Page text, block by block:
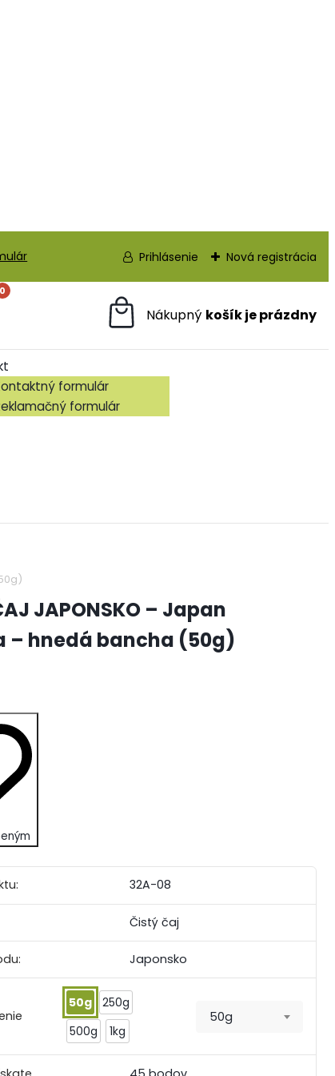
Prihlásenie Nová registrácia
formulár
formulár
0
JAPONSKO – Japan
– hnedá bancha (50g)
32A-08
Čistý čaj
Japonsko
50g
250g
500g
1kg
50g